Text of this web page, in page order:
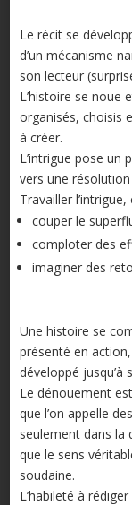
Le récit se
d’un mécanisme
son lecteur
L’histoire se noue
organisés, choisis
à créer.
L’intrigue pose un
vers une
Travailler l’intrigue,
couper le
comploter des
imaginer des
Une histoire se
présenté en
développé jusqu’à
Le dénouement
que l’on appelle
seulement dans la
que le sens
soudaine.
L’habileté à